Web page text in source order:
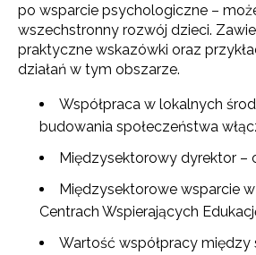
po wsparcie psychologiczne –
wszechstronny rozwój dzieci.
praktyczne wskazówki oraz
działań w tym obszarze.
Współpraca w lokalnych
budowania społeczeństwa
Międzysektorowy dyrektor –
Międzysektorowe wsparcie
Centrach Wspierających
Wartość współpracy między